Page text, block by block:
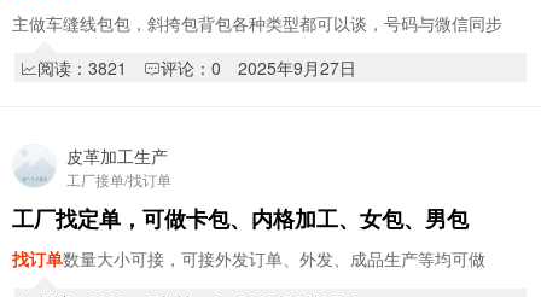
主做车缝线包包，斜挎包背包各种类型都可以谈，号码与微信同步
阅读：3821
评论：0 2025年9月27日
皮革加工生产
工厂接单/找订单
工厂找定单，可做卡包、内格加工、女包、男包
找订单数量大小可接，可接外发订单、外发、成品生产等均可做